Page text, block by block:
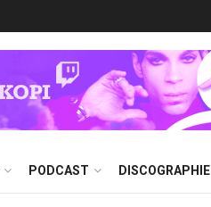
PODCAST DISCOGRAPHIE